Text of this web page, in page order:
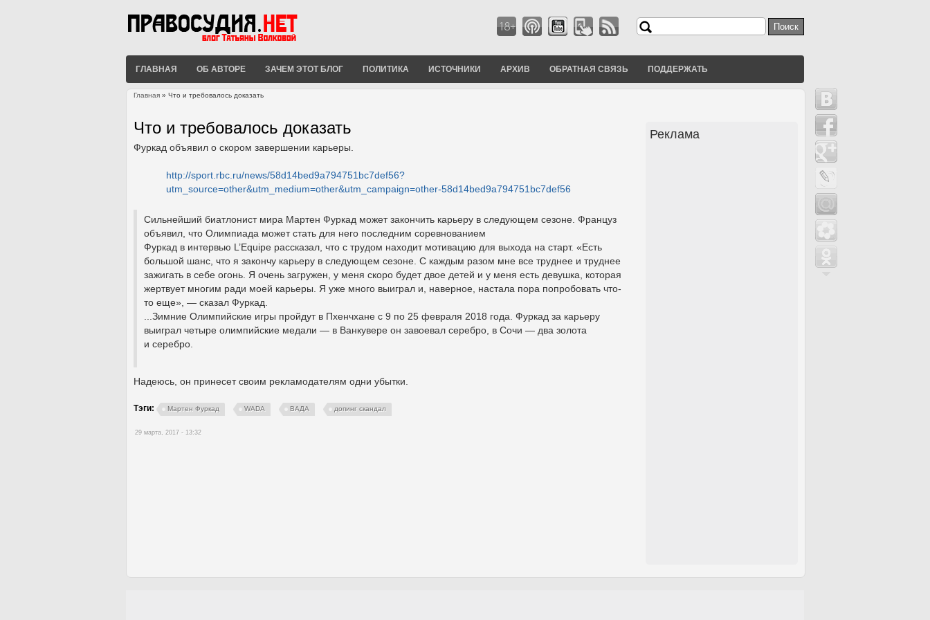
Форма поиска
Поиск
ГЛАВНАЯ ОБ АВТОРЕ ЗАЧЕМ ЭТОТ БЛОГ ПОЛИТИКА ИСТОЧНИКИ АРХИВ ОБРАТНАЯ СВЯЗЬ ПОДДЕРЖАТЬ
Главная » Что и требовалось доказать
Что и требовалось доказать
Фуркад объявил о скором завершении карьеры.
http://sport.rbc.ru/news/58d14bed9a794751bc7def56?
utm_source=other&utm_medium=other&utm_campaign=other-58d14bed9a794751bc7def56
Сильнейший биатлонист мира Мартен Фуркад может закончить карьеру в следующем сезоне. Француз
объявил, что Олимпиада может стать для него последним соревнованием
Фуркад в интервью L’Equipe рассказал, что с трудом находит мотивацию для выхода на старт. «Есть
большой шанс, что я закончу карьеру в следующем сезоне. С каждым разом мне все труднее и труднее
зажигать в себе огонь. Я очень загружен, у меня скоро будет двое детей и у меня есть девушка, которая
жертвует многим ради моей карьеры. Я уже много выиграл и, наверное, настала пора попробовать что-
то еще», — сказал Фуркад.
...Зимние Олимпийские игры пройдут в Пхенчхане с 9 по 25 февраля 2018 года. Фуркад за карьеру
выиграл четыре олимпийские медали — в Ванкувере он завоевал серебро, в Сочи — два золота
и серебро.
Надеюсь, он принесет своим рекламодателям одни убытки.
Тэги: Мартен Фуркад WADA ВАДА допинг скандал
29 марта, 2017 - 13:32
Реклама